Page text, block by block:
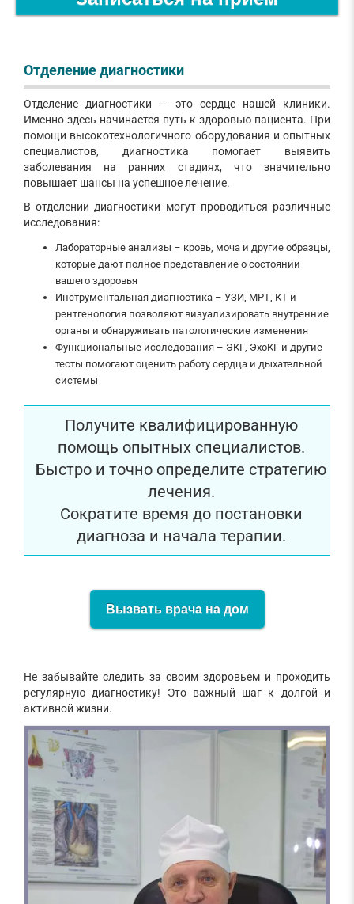
Отделение диагностики
Отделение диагностики — это сердце нашей клиники.
Именно здесь начинается путь к здоровью пациента. При
помощи высокотехнологичного оборудования и опытных
специалистов, диагностика помогает выявить
заболевания на ранних стадиях, что значительно
повышает шансы на успешное лечение.
В отделении диагностики могут проводиться различные
исследования:
Лабораторные анализы – кровь, моча и другие образцы,
которые дают полное представление о состоянии
вашего здоровья
Инструментальная диагностика – УЗИ, МРТ, КТ и
рентгенология позволяют визуализировать внутренние
органы и обнаруживать патологические изменения
Функциональные исследования – ЭКГ, ЭхоКГ и другие
тесты помогают оценить работу сердца и дыхательной
системы
Получите квалифицированную
помощь опытных специалистов.
Быстро и точно определите стратегию
лечения.
Сократите время до постановки
диагноза и начала терапии.
Вызвать врача на дом
Не забывайте следить за своим здоровьем и проходить
регулярную диагностику! Это важный шаг к долгой и
активной жизни.